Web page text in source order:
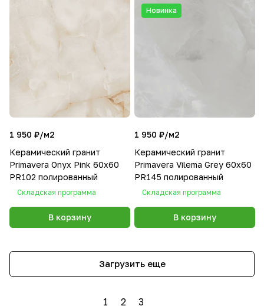
1 950 ₽/м2
Керамический гранит
Primavera Onyx Pink 60х60
PR102 полированный
Складская программа
В корзину
Новинка
1 950 ₽/м2
Керамический гранит
Primavera Vilema Grey 60x60
PR145 полированный
Складская программа
В корзину
Загрузить еще
1 2 3